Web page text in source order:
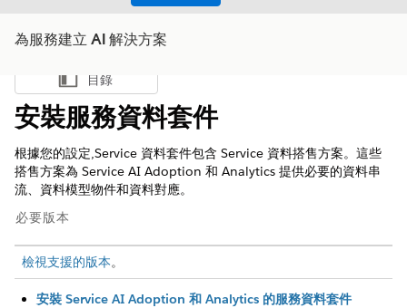
為服務建立 AI 解決方案
顯示目錄
目錄
安裝服務資料套件
根據您的設定,Service 資料套件包含 Service 資料搭售方案。這些
搭售方案為 Service AI Adoption 和 Analytics 提供必要的資料串
流、資料模型物件和資料對應。
必要版本
檢視支援的版本。
安裝 Service AI Adoption 和 Analytics 的服務資料套件